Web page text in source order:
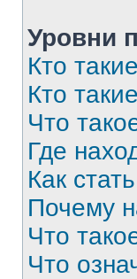
Уровни
Кто
Кто
Что
Где
Как
Почему
Что
Что